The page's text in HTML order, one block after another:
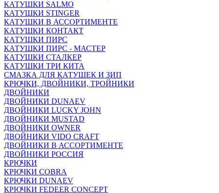
КАТУШКИ SALMO
КАТУШКИ STINGER
КАТУШКИ В АССОРТИМЕНТЕ
КАТУШКИ КОНТАКТ
КАТУШКИ ПИРС
КАТУШКИ ПИРС - МАСТЕР
КАТУШКИ СТАЛКЕР
КАТУШКИ ТРИ КИТА
СМАЗКА ДЛЯ КАТУШЕК И ЗИП
КРЮЧКИ, ДВОЙНИКИ, ТРОЙНИКИ
ДВОЙНИКИ
ДВОЙНИКИ DUNAEV
ДВОЙНИКИ LUCKY JOHN
ДВОЙНИКИ MUSTAD
ДВОЙНИКИ OWNER
ДВОЙНИКИ VIDO CRAFT
ДВОЙНИКИ В АССОРТИМЕНТЕ
ДВОЙНИКИ РОССИЯ
КРЮЧКИ
КРЮЧКИ COBRA
КРЮЧКИ DUNAEV
КРЮЧКИ FEDEER CONCEPT